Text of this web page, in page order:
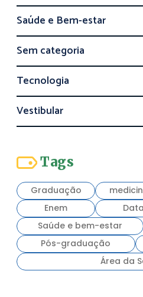
Saúde e Bem-estar
Sem categoria
Tecnologia
Vestibular
Tags
Graduação
Enem
Saúde e bem-estar
Pós-graduação
Área da